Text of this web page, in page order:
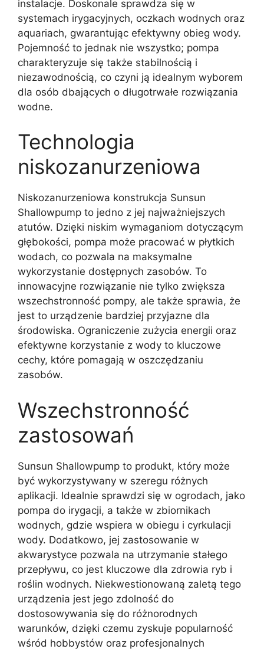
instalacje. Doskonale sprawdza się w
systemach irygacyjnych, oczkach wodnych oraz
aquariach, gwarantując efektywny obieg wody.
Pojemność to jednak nie wszystko; pompa
charakteryzuje się także stabilnością i
niezawodnością, co czyni ją idealnym wyborem
dla osób dbających o długotrwałe rozwiązania
wodne.
Technologia
niskozanurzeniowa
Niskozanurzeniowa konstrukcja Sunsun
Shallowpump to jedno z jej najważniejszych
atutów. Dzięki niskim wymaganiom dotyczącym
głębokości, pompa może pracować w płytkich
wodach, co pozwala na maksymalne
wykorzystanie dostępnych zasobów. To
innowacyjne rozwiązanie nie tylko zwiększa
wszechstronność pompy, ale także sprawia, że
jest to urządzenie bardziej przyjazne dla
środowiska. Ograniczenie zużycia energii oraz
efektywne korzystanie z wody to kluczowe
cechy, które pomagają w oszczędzaniu
zasobów.
Wszechstronność
zastosowań
Sunsun Shallowpump to produkt, który może
być wykorzystywany w szeregu różnych
aplikacji. Idealnie sprawdzi się w ogrodach, jako
pompa do irygacji, a także w zbiornikach
wodnych, gdzie wspiera w obiegu i cyrkulacji
wody. Dodatkowo, jej zastosowanie w
akwarystyce pozwala na utrzymanie stałego
przepływu, co jest kluczowe dla zdrowia ryb i
roślin wodnych. Niekwestionowaną zaletą tego
urządzenia jest jego zdolność do
dostosowywania się do różnorodnych
warunków, dzięki czemu zyskuje popularność
wśród hobbystów oraz profesjonalnych